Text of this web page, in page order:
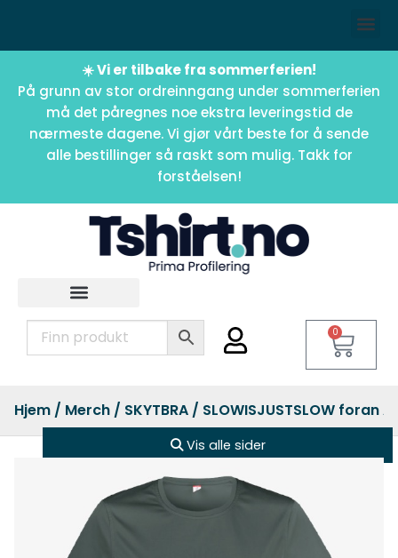
☀️ Vi er tilbake fra sommerferien!
På grunn av stor ordreinngang under sommerferien
må det påregnes noe ekstra leveringstid de
nærmeste dagene. Vi gjør vårt beste for å sende
alle bestillinger så raskt som mulig. Takk for
forståelsen!
0
Hjem / Merch / SKYTBRA / SLOWISJUSTSLOW foran
Vis alle sider